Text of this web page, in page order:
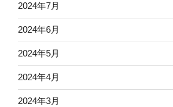
2024年7月
2024年6月
2024年5月
2024年4月
2024年3月